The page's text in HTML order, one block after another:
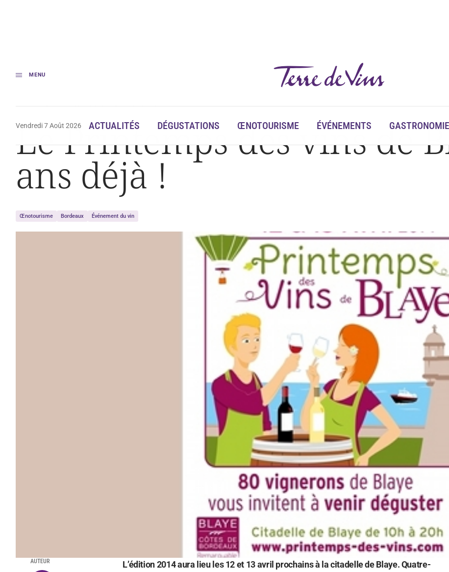
MENU
Vendredi 7 Août 2026 ACTUALITÉS DÉGUSTATIONS ŒNOTOURISME ÉVÉNEMENTS GASTRONOMIE
Accueil Le Printemps des vins de Blaye, vingt ans déjà !
Le Printemps des vins de
ans déjà !
Œnotourisme Bordeaux Événement du vin
AUTEUR
L’édition 2014 aura lieu les 12 et 13 avril prochains à la citadelle de Blaye. Quatre-